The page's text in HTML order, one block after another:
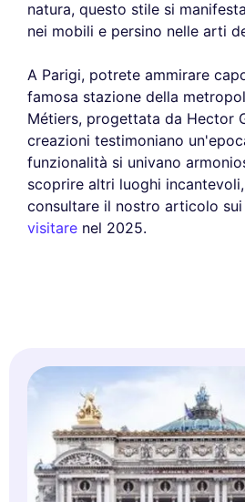
natura, questo stile si
nei mobili e persino nelle arti
A Parigi, potrete ammirare
famosa stazione della
Métiers, progettata da Hector
creazioni testimoniano
funzionalità si univano
scoprire altri luoghi
consultare il nostro articolo sui
visitare nel 2025.